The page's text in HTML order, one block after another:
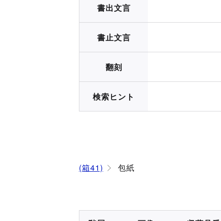
書出文言
書止文言
翻刻
検索ヒント
(箱41) 包紙